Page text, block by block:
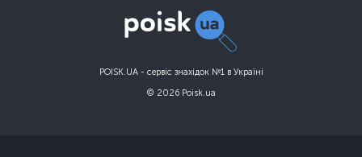
POISK.UA - сервіс знахідок №1 в Україні
© 2026 Poisk.ua